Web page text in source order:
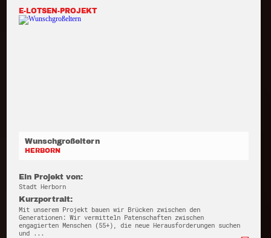
E-LOTSEN-PROJEKT
Wunschgroßeltern
HERBORN
Ein Projekt von:
Stadt Herborn
Kurzportrait:
Mit unserem Projekt bauen wir Brücken zwischen den
Generationen: Wir vermitteln Patenschaften zwischen
engagierten Menschen (55+), die neue Herausforderungen suchen
und ...